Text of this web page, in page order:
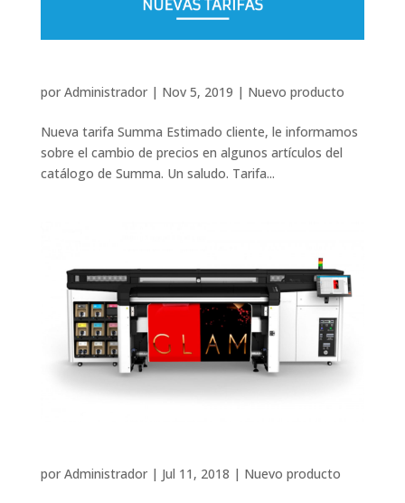
por Administrador| Nov 5, 2019 | Nuevo producto
Nueva tarifa Summa Estimado cliente, le informamos
sobre el cambio de precios en algunos artículos del
catálogo de Summa. Un saludo. Tarifa...
por Administrador| Jul 11, 2018 | Nuevo producto